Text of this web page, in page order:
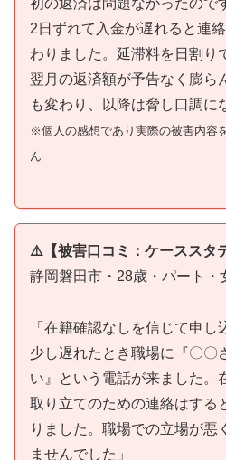
2日ずれて入金が遅れると連
わりました。延滞料を日割り
翌月の返済額が予告なく膨ら
も変わり、以降は脅し口調に
※個人の感想であり実際の被害内容
ん
⚠️【被害口コミ：ケーススタ
静岡磐田市・28歳・パート・
「在籍確認なしを信じて申
少し遅れたとき職場に『〇〇
い』という電話が来ました。
取り立てのための連絡はする
りました。職場での立場が悪
ませんでした」